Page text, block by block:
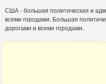
США - большая политическая и
всеми городами. Большая
дорогами и всеми городами.